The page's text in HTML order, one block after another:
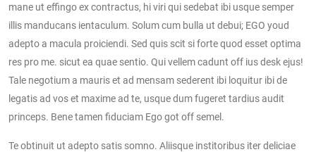
mane ut effingo ex contractus, hi viri qui sedebat ibi usque semper
illis manducans ientaculum. Solum cum bulla ut debui; EGO youd
adepto a macula proiciendi. Sed quis scit si forte quod esset optima
res pro me. sicut ea quae sentio. Qui vellem cadunt off ius desk ejus!
Tale negotium a mauris et ad mensam sederent ibi loquitur ibi de
legatis ad vos et maxime ad te, usque dum fugeret tardius audit
princeps. Bene tamen fiduciam Ego got off semel.
Te obtinuit ut adepto satis somno. Aliisque institoribus iter deliciae